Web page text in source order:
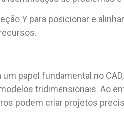
Y para posicionar e
um papel fundamental no
tridimensionais. Ao
podem criar projetos